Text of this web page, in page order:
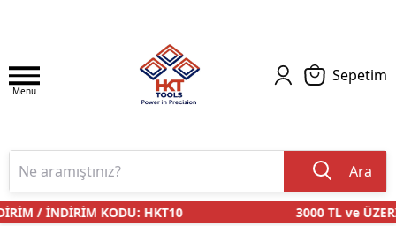
Menu
Sepetim
Ara
/ İNDİRİM KODU: HKT10 3000 TL ve ÜZERİ